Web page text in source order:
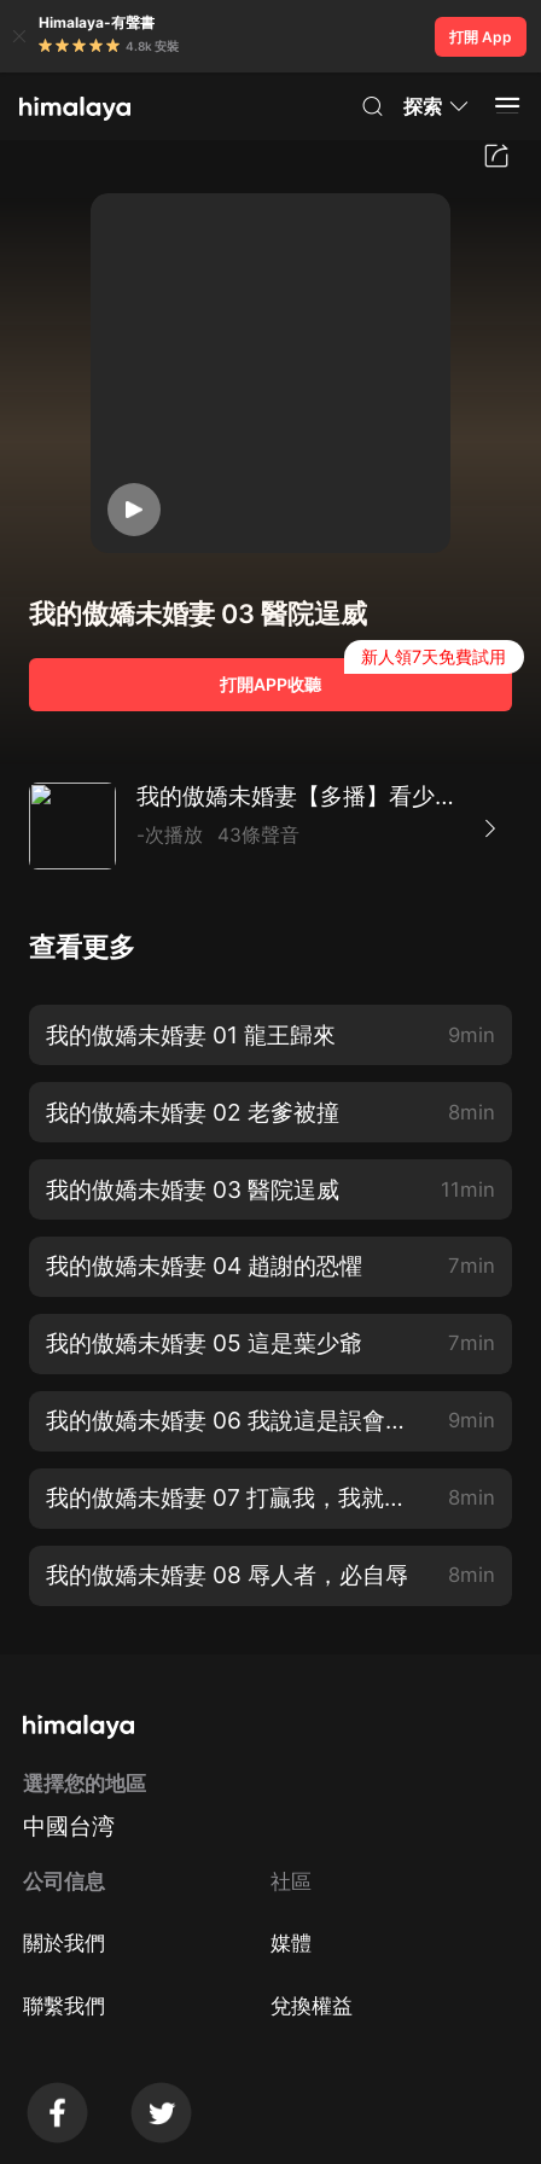
Himalaya-有聲書
4.8k 安裝
打開 App
探索
我的傲嬌未婚妻 03 醫院逞威
打開APP收聽
新人領7天免費試用
我的傲嬌未婚妻【多播】看少年兵王如何在亂世 ：拳打惡霸，腳踢色狼
-次播放 43條聲音
查看更多
我的傲嬌未婚妻 01 龍王歸來 9min
我的傲嬌未婚妻 02 老爹被撞 8min
我的傲嬌未婚妻 03 醫院逞威 11min
我的傲嬌未婚妻 04 趙謝的恐懼 7min
我的傲嬌未婚妻 05 這是葉少爺 7min
我的傲嬌未婚妻 06 我說這是誤會你相信嗎 9min
我的傲嬌未婚妻 07 打贏我，我就做你女朋友 8min
我的傲嬌未婚妻 08 辱人者，必自辱 8min
選擇您的地區
中國台湾
公司信息
關於我們
聯繫我們
社區
媒體
兌換權益